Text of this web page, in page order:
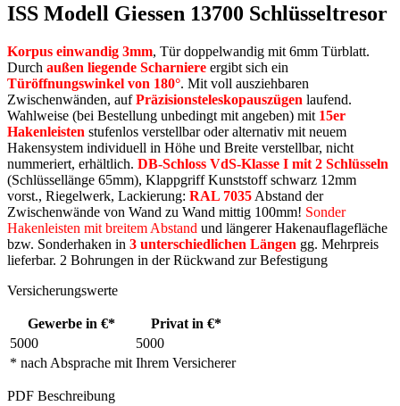
ISS Modell Giessen 13700 Schlüsseltresor
Korpus einwandig 3mm, Tür doppelwandig mit 6mm Türblatt.
Durch außen liegende Scharniere ergibt sich ein
Türöffnungswinkel von 180°. Mit voll ausziehbaren
Zwischenwänden, aufPräzisionsteleskopauszügen laufend.
Wahlweise (bei Bestellung unbedingt mit angeben) mit 15er
Hakenleisten stufenlos verstellbar oder alternativ mit neuem
Hakensystem individuell in Höhe und Breite verstellbar, nicht
nummeriert, erhältlich. DB-Schloss VdS-Klasse I mit 2 Schlüsseln
(Schlüssellänge 65mm), Klappgriff Kunststoff schwarz 12mm
vorst., Riegelwerk, Lackierung: RAL 7035 Abstand der
Zwischenwände von Wand zu Wand mittig 100mm! Sonder
Hakenleisten mit breitem Abstand und längerer Hakenauflagefläche
bzw. Sonderhaken in 3 unterschiedlichen Längen gg. Mehrpreis
lieferbar. 2 Bohrungen in der Rückwand zur Befestigung
Versicherungswerte
Gewerbe in €* Privat in €*
* nach Absprache mit Ihrem Versicherer
5000 5000
PDF Beschreibung